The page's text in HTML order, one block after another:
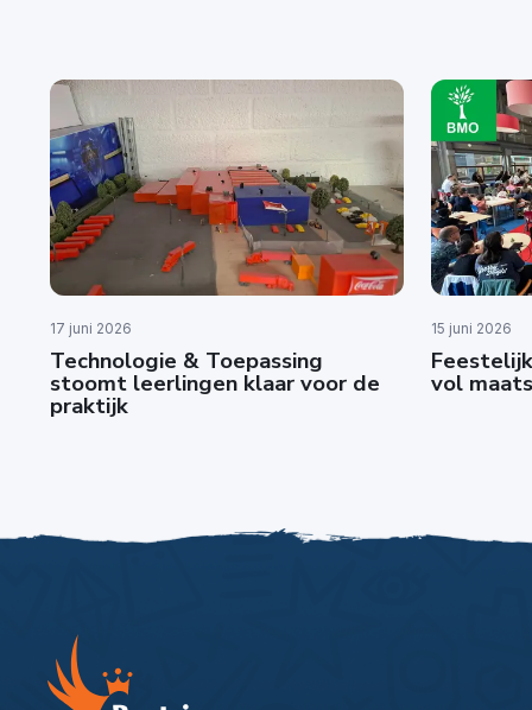
17 juni 2026
Technologie & Toepassing
stoomt leerlingen klaar voor de
praktijk
15 juni 2026
vol